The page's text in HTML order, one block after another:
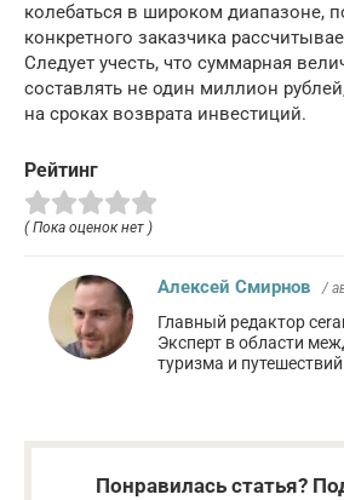
колебаться в широком диапазоне,
конкретного заказчика
Следует учесть, что суммарная
составлять не один миллион
на сроках возврата инвестиций.
Рейтинг
( Пока оценок нет )
Алексей Смирнов /
Главный редактор
Эксперт в области
туризма и
Понравилась статья?